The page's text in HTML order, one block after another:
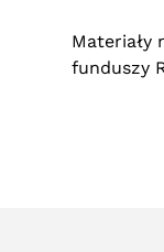
Materiały
funduszy